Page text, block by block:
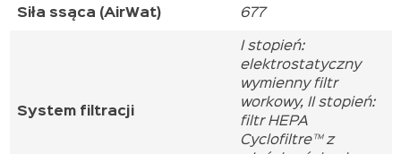
Siła ssąca (AirWat) 677
System filtracji
I stopień:
elektrostatyczny
wymienny filtr
workowy, II stopień:
filtr HEPA
Cyclofiltre™ z